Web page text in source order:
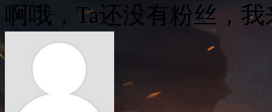
啊哦，Ta还没有粉丝，